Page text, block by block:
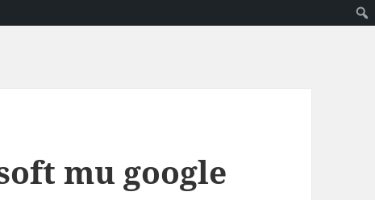
mu google